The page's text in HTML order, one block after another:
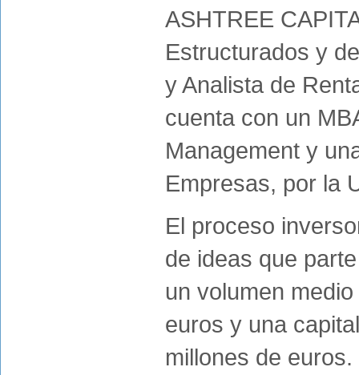
ASHTREE
Estructurados y
y Analista de
cuenta con un
Management y
Empresas, por la
El proceso
de ideas que
un volumen
euros y una
millones de